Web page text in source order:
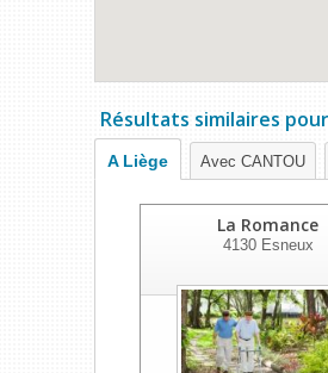
Résultats similaires
A Liège Avec CANTOU
La Romance
4130Esneux